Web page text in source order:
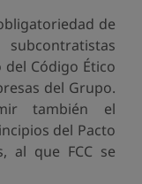
de
Código Ético
del Grupo.
también el
del Pacto
al que FCC se